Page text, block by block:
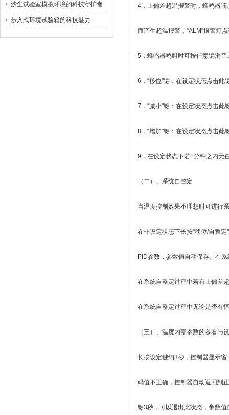
沙尘试验室模拟环境的科技守护者
步入式环境试验箱的科技魅力
4．上偏差超温报警时，蜂鸣器
而产生超温报警，“ALM"报警灯
5．蜂鸣器鸣叫时可按任意键消音
6．“移位"键：在设定状态点击此
7．“减小"键：在设定状态点击此
8．“增加"键：在设定状态点击此
9．在设定状态下若1分钟之内无
（二）、系统自整定
当温度控制效果不理想时可进行
在非设定状态下长按“移位/自整
PID参数，参数值自动保存。在
在系统自整定过程中若有上偏差
在系统自整定过程中无论是否有
（三）、温度内部参数的参看与
长按设定键约3秒，控制器显示
码值不正确，控制器自动返回到
键3秒，可以退出此状态，参数值